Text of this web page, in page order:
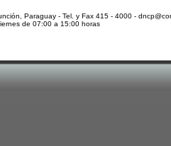
Paraguay - Tel. y Fax 415 - 4000 -
de 07:00 a 15:00 horas